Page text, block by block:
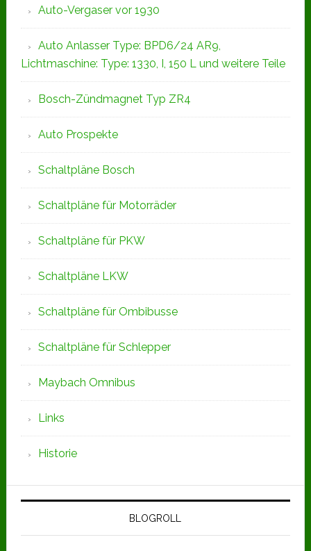
Auto-Vergaser vor 1930
Auto Anlasser Type: BPD6/24 AR9,
Lichtmaschine: Type: 1330, I, 150 L und weitere Teile
Bosch-Zündmagnet Typ ZR4
Auto Prospekte
Schaltpläne Bosch
Schaltpläne für Motorräder
Schaltpläne für PKW
Schaltpläne LKW
Schaltpläne für Ombibusse
Schaltpläne für Schlepper
Maybach Omnibus
Links
Historie
BLOGROLL